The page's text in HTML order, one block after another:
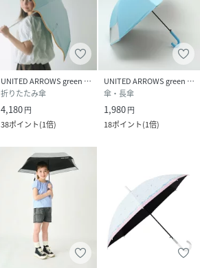
UNITED ARROWS green label relaxing
折りたたみ傘
4,180円
38ポイント(1倍)
UNITED ARROWS green label relaxing
傘・長傘
1,980円
18ポイント(1倍)